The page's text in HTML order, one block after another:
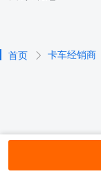
首页 卡车经销商